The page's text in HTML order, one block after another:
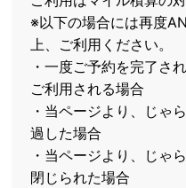
※以下の場合には再度
上、ご利用ください。
・一度ご予約を完了さ
ご利用される場合
・当ページより、じゃ
過した場合
・当ページより、じゃ
閉じられた場合